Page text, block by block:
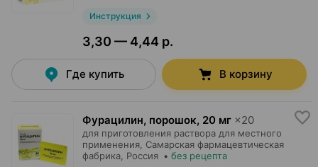
Инструкция
3,30 — 4,44 р.
Где купить В корзину
Фурацилин, порошок, 20 мг ×20
для приготовления раствора для местного
применения, Самарская фармацевтическая
фабрика , Россия • без рецепта